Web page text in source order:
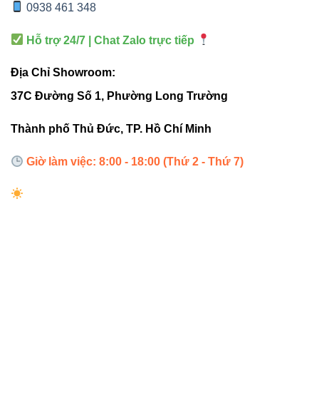
Đèn led âm trần Vinaled
Đèn đường Vinaled
0938 461 348
Hỗ trợ 24/7 | Chat Zalo trực tiếp
Địa Chỉ Showroom:
37C Đường Số 1, Phường Long Trường
Thành phố Thủ Đức, TP. Hồ Chí Minh
Giờ làm việc: 8:00 - 18:00 (Thứ 2 - Thứ 7)